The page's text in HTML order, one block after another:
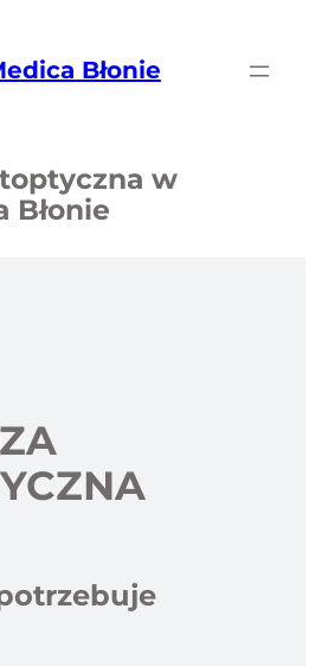
Błonie
w
Błonie